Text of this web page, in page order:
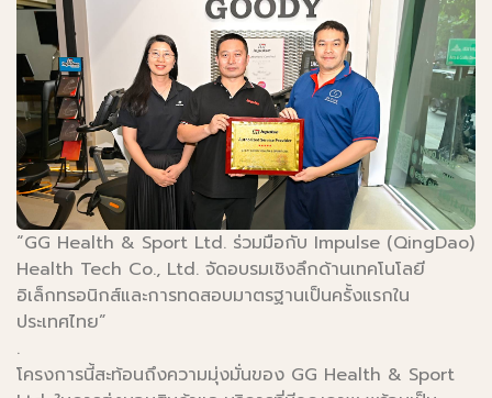
“GG Health & Sport Ltd. ร่วมมือกับ Impulse (QingDao)
Health Tech Co., Ltd. จัดอบรมเชิงลึกด้านเทคโนโลยี
อิเล็กทรอนิกส์และการทดสอบมาตรฐานเป็นครั้งแรกใน
ประเทศไทย”
.
โครงการนี้สะท้อนถึงความมุ่งมั่นของ GG Health & Sport